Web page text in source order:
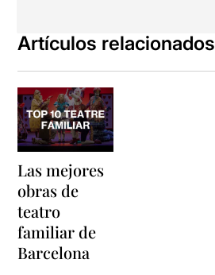
Artículos relacionados
Las mejores
obras de
teatro
familiar de
Barcelona